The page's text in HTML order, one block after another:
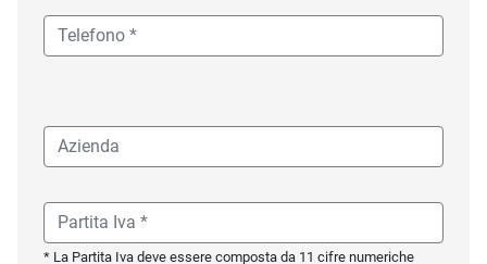
* La Partita Iva deve essere composta da 11 cifre numeriche